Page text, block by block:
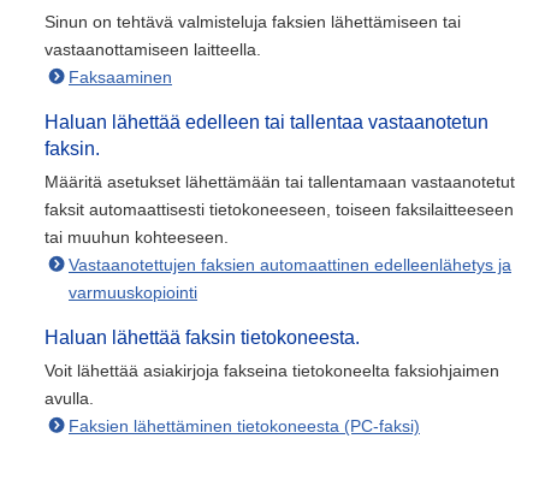
Sinun on tehtävä valmisteluja faksien lähettämiseen tai
vastaanottamiseen laitteella.
Faksaaminen
Haluan lähettää edelleen tai tallentaa vastaanotetun
faksin.
Määritä asetukset lähettämään tai tallentamaan vastaanotetut
faksit automaattisesti tietokoneeseen, toiseen faksilaitteeseen
tai muuhun kohteeseen.
Vastaanotettujen faksien automaattinen edelleenlähetys ja
varmuuskopiointi
Haluan lähettää faksin tietokoneesta.
Voit lähettää asiakirjoja fakseina tietokoneelta faksiohjaimen
avulla.
Faksien lähettäminen tietokoneesta (PC-faksi)